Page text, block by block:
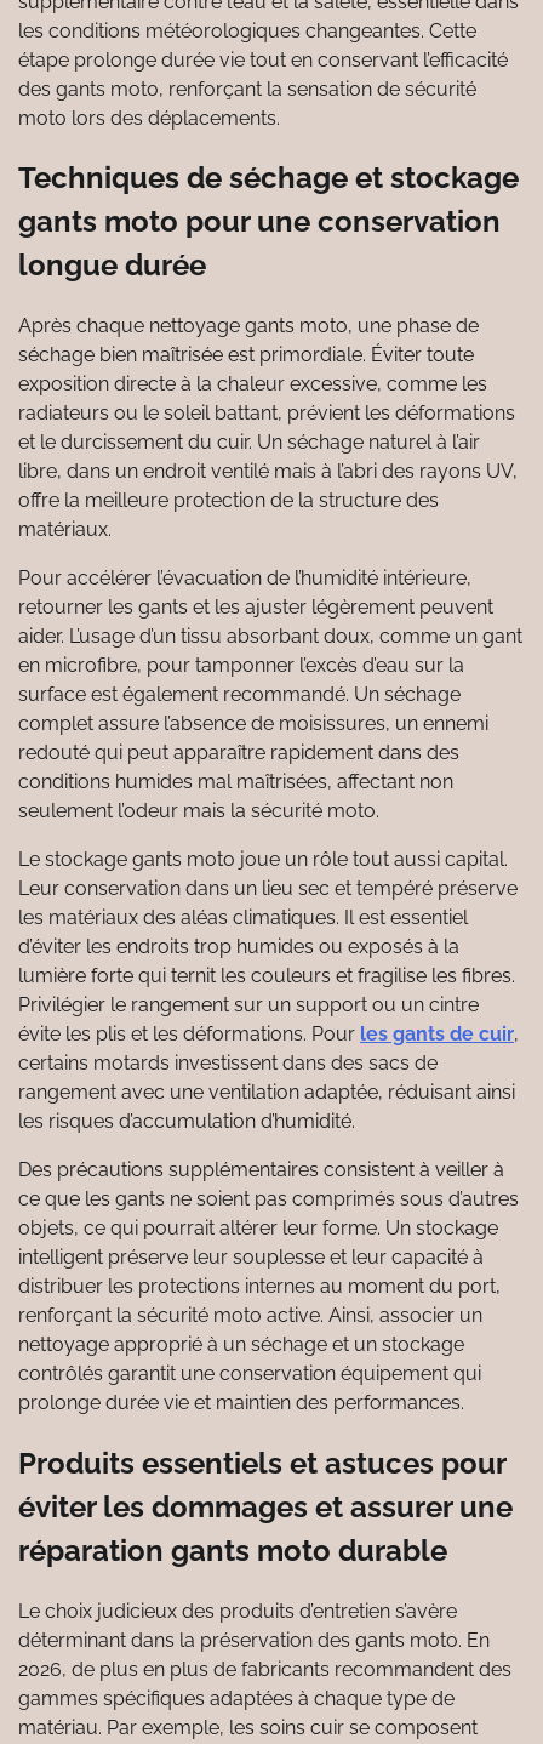
les conditions météorologiques changeantes. Cette
étape prolonge durée vie tout en conservant l’efficacité
des gants moto, renforçant la sensation de sécurité
moto lors des déplacements.
Techniques de séchage et stockage
gants moto pour une conservation
longue durée
Après chaque nettoyage gants moto, une phase de
séchage bien maîtrisée est primordiale. Éviter toute
exposition directe à la chaleur excessive, comme les
radiateurs ou le soleil battant, prévient les déformations
et le durcissement du cuir. Un séchage naturel à l’air
libre, dans un endroit ventilé mais à l’abri des rayons UV,
offre la meilleure protection de la structure des
matériaux.
Pour accélérer l’évacuation de l’humidité intérieure,
retourner les gants et les ajuster légèrement peuvent
aider. L’usage d’un tissu absorbant doux, comme un gant
en microfibre, pour tamponner l’excès d’eau sur la
surface est également recommandé. Un séchage
complet assure l’absence de moisissures, un ennemi
redouté qui peut apparaître rapidement dans des
conditions humides mal maîtrisées, affectant non
seulement l’odeur mais la sécurité moto.
Le stockage gants moto joue un rôle tout aussi capital.
Leur conservation dans un lieu sec et tempéré préserve
les matériaux des aléas climatiques. Il est essentiel
d’éviter les endroits trop humides ou exposés à la
lumière forte qui ternit les couleurs et fragilise les fibres.
Privilégier le rangement sur un support ou un cintre
évite les plis et les déformations. Pour les gants de cuir,
certains motards investissent dans des sacs de
rangement avec une ventilation adaptée, réduisant ainsi
les risques d’accumulation d’humidité.
Des précautions supplémentaires consistent à veiller à
ce que les gants ne soient pas comprimés sous d’autres
objets, ce qui pourrait altérer leur forme. Un stockage
intelligent préserve leur souplesse et leur capacité à
distribuer les protections internes au moment du port,
renforçant la sécurité moto active. Ainsi, associer un
nettoyage approprié à un séchage et un stockage
contrôlés garantit une conservation équipement qui
prolonge durée vie et maintien des performances.
Produits essentiels et astuces pour
éviter les dommages et assurer une
réparation gants moto durable
Le choix judicieux des produits d’entretien s’avère
déterminant dans la préservation des gants moto. En
2026, de plus en plus de fabricants recommandent des
gammes spécifiques adaptées à chaque type de
matériau. Par exemple, les soins cuir se composent